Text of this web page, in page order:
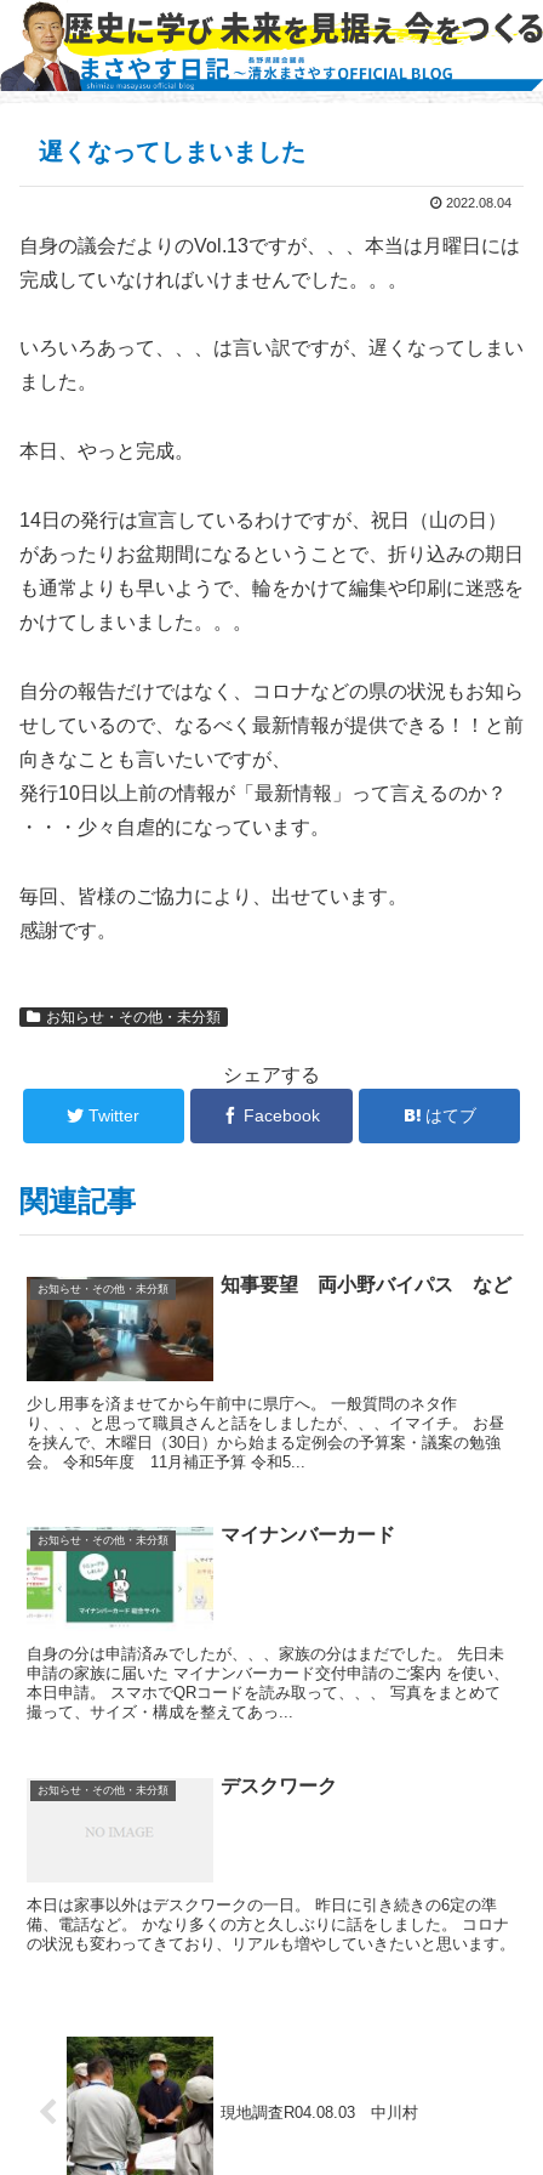
遅くなってしまいました
2022.08.04
自身の議会だよりのVol.13ですが、、、本当は月曜日には
完成していなければいけませんでした。。。
いろいろあって、、、は言い訳ですが、遅くなってしまい
ました。
本日、やっと完成。
14日の発行は宣言しているわけですが、祝日（山の日）
があったりお盆期間になるということで、折り込みの期日
も通常よりも早いようで、輪をかけて編集や印刷に迷惑を
かけてしまいました。。。
自分の報告だけではなく、コロナなどの県の状況もお知ら
せしているので、なるべく最新情報が提供できる！！と前
向きなことも言いたいですが、
発行10日以上前の情報が「最新情報」って言えるのか？
・・・少々自虐的になっています。
毎回、皆様のご協力により、出せています。
感謝です。
お知らせ・その他・未分類
シェアする
Twitter Facebook はてブ
関連記事
お知らせ・その他・未分類 知事要望 両小野バイパス など
少し用事を済ませてから午前中に県庁へ。 一般質問のネタ作
り、、、と思って職員さんと話をしましたが、、、イマイチ。 お昼
を挟んで、木曜日（30日）から始まる定例会の予算案・議案の勉強
会。 令和5年度 11月補正予算 令和5...
お知らせ・その他・未分類 マイナンバーカード
自身の分は申請済みでしたが、、、家族の分はまだでした。 先日未
申請の家族に届いた マイナンバーカード交付申請のご案内 を使い、
本日申請。 スマホでQRコードを読み取って、、、 写真をまとめて
撮って、サイズ・構成を整えてあっ...
お知らせ・その他・未分類 デスクワーク
本日は家事以外はデスクワークの一日。 昨日に引き続きの6定の準
備、電話など。 かなり多くの方と久しぶりに話をしました。 コロナ
の状況も変わってきており、リアルも増やしていきたいと思います。
現地調査R04.08.03 中川村